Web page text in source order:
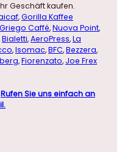
Geschäft kaufen.
,Gorilla Kaffee
Griego Caffé,Nuova Point,
Bialetti,AeroPress,La
,Isomac,BFC,Bezzera,
,Fiorenzato, Joe Frex
Rufen Sie uns einfach an